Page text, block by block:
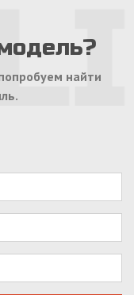
найти